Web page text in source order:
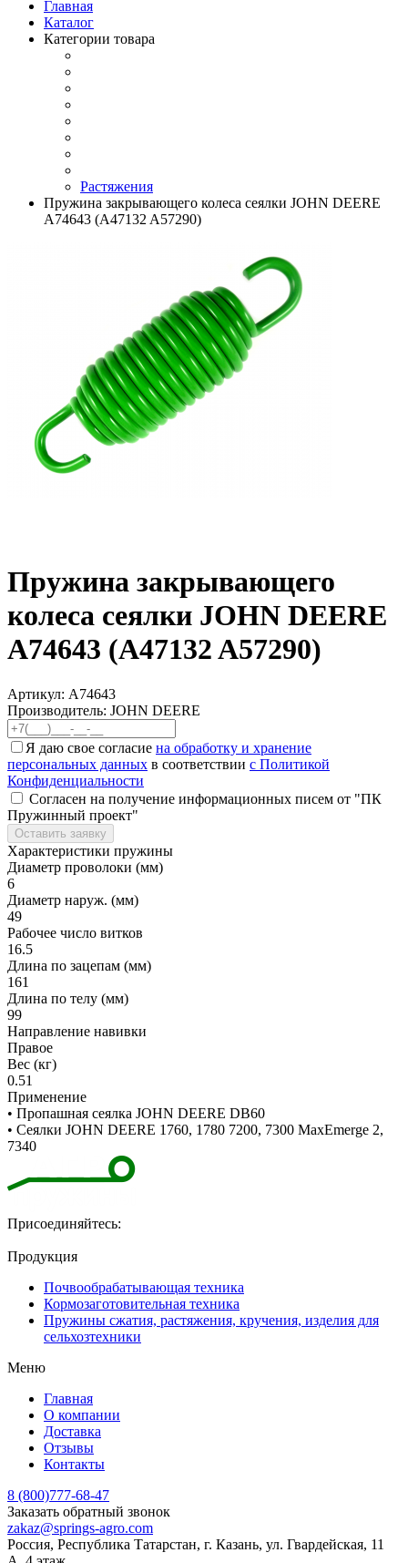
Главная
Каталог
Категории товара
Растяжения
Пружина закрывающего колеса сеялки JOHN DEERE
A74643 (A47132 A57290)
Пружина закрывающего
колеса сеялки JOHN DEERE
A74643 (A47132 A57290)
Артикул: A74643
Производитель: JOHN DEERE
Я даю свое согласие на обработку и хранение
персональных данных в соответствии с Политикой
Конфиденциальности
Согласен на получение информационных писем от "ПК
Пружинный проект"
Оставить заявку
Характеристики пружины
Диаметр проволоки (мм)
6
Диаметр наруж. (мм)
49
Рабочее число витков
16.5
Длина по зацепам (мм)
161
Длина по телу (мм)
99
Направление навивки
Правое
Вес (кг)
0.51
Применение
• Пропашная сеялка JOHN DEERE DB60
• Сеялки JOHN DEERE 1760, 1780 7200, 7300 MaxEmerge 2,
7340
Присоединяйтесь:
Продукция
Почвообрабатывающая техника
Кормозаготовительная техника
Пружины сжатия, растяжения, кручения, изделия для
сельхозтехники
Меню
Главная
О компании
Доставка
Отзывы
Контакты
8 (800)777-68-47
Заказать обратный звонок
zakaz@springs-agro.com
Россия, Республика Татарстан, г. Казань, ул. Гвардейская, 11